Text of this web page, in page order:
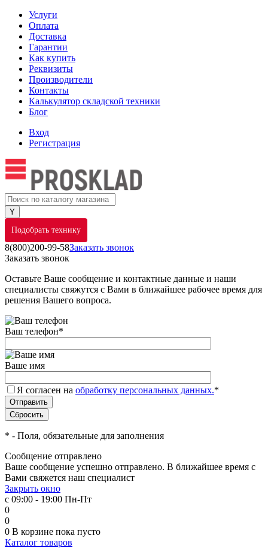
Услуги
Оплата
Доставка
Гарантии
Как купить
Реквизиты
Производители
Контакты
Калькулятор складской техники
Блог
Вход
Регистрация
Подобрать технику
8(800)200-99-58Заказать звонок
Заказать звонок
Оставьте Ваше сообщение и контактные данные и наши
специалисты свяжутся с Вами в ближайшее рабочее время для
решения Вашего вопроса.
Ваш телефон*
Ваше имя
Я согласен на обработку персональных данных.*
* - Поля, обязательные для заполнения
Сообщение отправлено
Ваше сообщение успешно отправлено. В ближайшее время с
Вами свяжется наш специалист
Закрыть окно
с 09:00 - 19:00 Пн-Пт
0
0
0 В корзине пока пусто
Каталог товаров